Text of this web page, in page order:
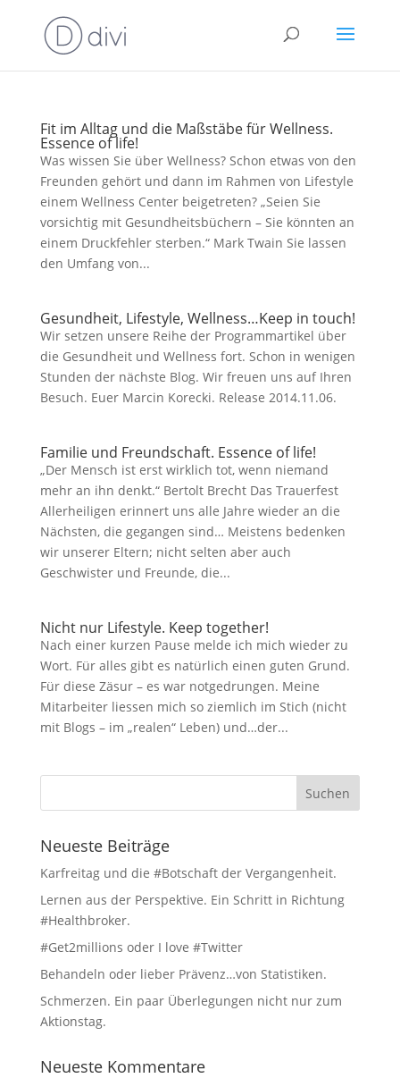
Fit im Alltag und die Maßstäbe für Wellness.
Essence of life!
Was wissen Sie über Wellness? Schon etwas von den
Freunden gehört und dann im Rahmen von Lifestyle
einem Wellness Center beigetreten? „Seien Sie
vorsichtig mit Gesundheitsbüchern – Sie könnten an
einem Druckfehler sterben.“ Mark Twain Sie lassen
den Umfang von...
Gesundheit, Lifestyle, Wellness…Keep in touch!
Wir setzen unsere Reihe der Programmartikel über
die Gesundheit und Wellness fort. Schon in wenigen
Stunden der nächste Blog. Wir freuen uns auf Ihren
Besuch. Euer Marcin Korecki. Release 2014.11.06.
Familie und Freundschaft. Essence of life!
„Der Mensch ist erst wirklich tot, wenn niemand
mehr an ihn denkt.“ Bertolt Brecht Das Trauerfest
Allerheiligen erinnert uns alle Jahre wieder an die
Nächsten, die gegangen sind… Meistens bedenken
wir unserer Eltern; nicht selten aber auch
Geschwister und Freunde, die...
Nicht nur Lifestyle. Keep together!
Nach einer kurzen Pause melde ich mich wieder zu
Wort. Für alles gibt es natürlich einen guten Grund.
Für diese Zäsur – es war notgedrungen. Meine
Mitarbeiter liessen mich so ziemlich im Stich (nicht
mit Blogs – im „realen“ Leben) und…der...
Neueste Beiträge
Karfreitag und die #Botschaft der Vergangenheit.
Lernen aus der Perspektive. Ein Schritt in Richtung
#Healthbroker.
#Get2millions oder I love #Twitter
Behandeln oder lieber Prävenz…von Statistiken.
Schmerzen. Ein paar Überlegungen nicht nur zum
Aktionstag.
Neueste Kommentare